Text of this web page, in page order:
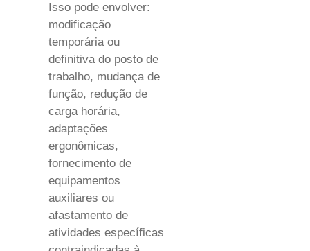
Isso pode envolver:
modificação
temporária ou
definitiva do posto de
trabalho, mudança de
função, redução de
carga horária,
adaptações
ergonômicas,
fornecimento de
equipamentos
auxiliares ou
afastamento de
atividades específicas